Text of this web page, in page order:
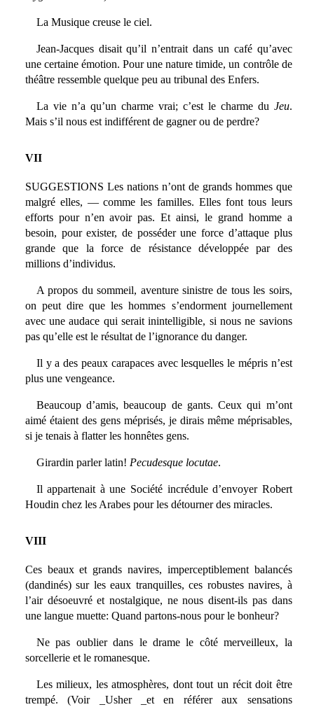
La Musique creuse le ciel.
Jean-Jacques disait qu’il n’entrait dans un café qu’avec
une certaine émotion. Pour une nature timide, un contrôle de
théâtre ressemble quelque peu au tribunal des Enfers.
La vie n’a qu’un charme vrai; c’est le charme du Jeu.
Mais s’il nous est indifférent de gagner ou de perdre?
VII
SUGGESTIONS Les nations n’ont de grands hommes que
malgré elles, — comme les familles. Elles font tous leurs
efforts pour n’en avoir pas. Et ainsi, le grand homme a
besoin, pour exister, de posséder une force d’attaque plus
grande que la force de résistance développée par des
millions d’individus.
A propos du sommeil, aventure sinistre de tous les soirs,
on peut dire que les hommes s’endorment journellement
avec une audace qui serait inintelligible, si nous ne savions
pas qu’elle est le résultat de l’ignorance du danger.
Il y a des peaux carapaces avec lesquelles le mépris n’est
plus une vengeance.
Beaucoup d’amis, beaucoup de gants. Ceux qui m’ont
aimé étaient des gens méprisés, je dirais même méprisables,
si je tenais à flatter les honnêtes gens.
Girardin parler latin! Pecudesque locutae.
Il appartenait à une Société incrédule d’envoyer Robert
Houdin chez les Arabes pour les détourner des miracles.
VIII
Ces beaux et grands navires, imperceptiblement balancés
(dandinés) sur les eaux tranquilles, ces robustes navires, à
l’air désoeuvré et nostalgique, ne nous disent-ils pas dans
une langue muette: Quand partons-nous pour le bonheur?
Ne pas oublier dans le drame le côté merveilleux, la
sorcellerie et le romanesque.
Les milieux, les atmosphères, dont tout un récit doit être
trempé. (Voir _Usher _et en référer aux sensations